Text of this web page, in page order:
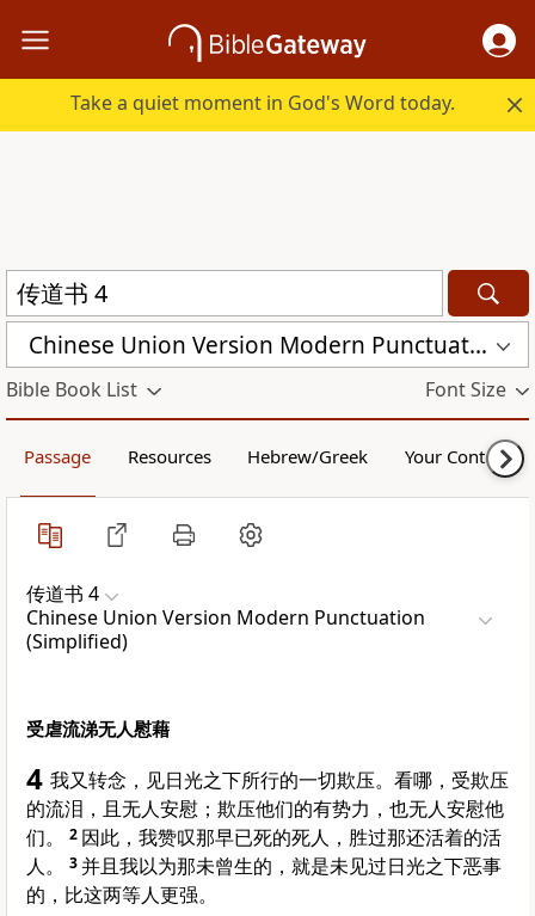
Take a quiet moment in God's Word today.
Chinese Union Version Modern Punctuation (Simplified) (CUVMPS)
Bible Book List Font Size
Passage Resources Hebrew/Greek Your Content
传道书 4
Chinese Union Version Modern Punctuation
(Simplified)
受虐流涕无人慰藉
4 我又转念，见日光之下所行的一切欺压。看哪，受欺压
的流泪，且无人安慰；欺压他们的有势力，也无人安慰他
们。
2 因此，我赞叹那早已死的死人，胜过那还活着的活
人。
3并且我以为那未曾生的，就是未见过日光之下恶事
的，比这两等人更强。